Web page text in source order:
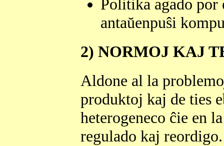
Politika agado
antaŭenpuŝi
2) NORMOJ KAJ
Aldone al la
produktoj kaj de ties
heterogeneco ĉie en
regulado kaj reordigo.